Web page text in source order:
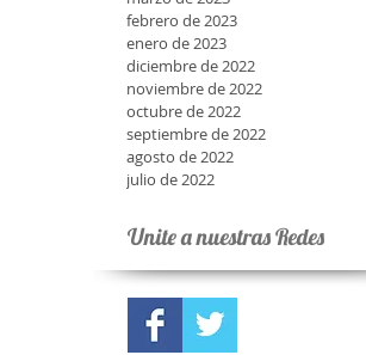
febrero de 2023
enero de 2023
diciembre de 2022
noviembre de 2022
octubre de 2022
septiembre de 2022
agosto de 2022
julio de 2022
Unite a nuestras Redes